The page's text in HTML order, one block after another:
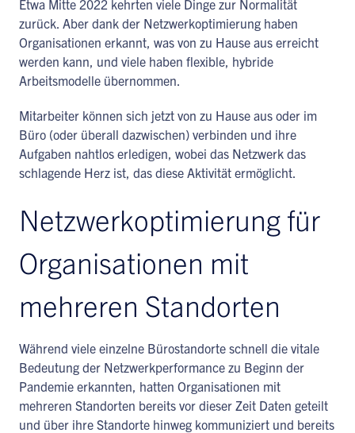
Etwa Mitte 2022 kehrten viele Dinge zur Normalität
zurück. Aber dank der Netzwerkoptimierung haben
Organisationen erkannt, was von zu Hause aus erreicht
werden kann, und viele haben flexible, hybride
Arbeitsmodelle übernommen.
Mitarbeiter können sich jetzt von zu Hause aus oder im
Büro (oder überall dazwischen) verbinden und ihre
Aufgaben nahtlos erledigen, wobei das Netzwerk das
schlagende Herz ist, das diese Aktivität ermöglicht.
Netzwerkoptimierung für
Organisationen mit
mehreren Standorten
Während viele einzelne Bürostandorte schnell die vitale
Bedeutung der Netzwerkperformance zu Beginn der
Pandemie erkannten, hatten Organisationen mit
mehreren Standorten bereits vor dieser Zeit Daten geteilt
und über ihre Standorte hinweg kommuniziert und bereits